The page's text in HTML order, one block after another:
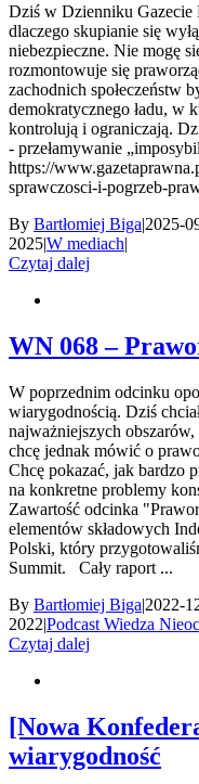
Dziś w Dzienniku Gazecie
dlaczego skupianie się
niebezpieczne. Nie mogę
rozmontowuje się
zachodnich społeczeństw
demokratycznego ładu, w
kontrolują i ograniczają.
- przełamywanie
https://
sprawczosci-i-pogrzeb-
By Bartłomiej Biga|2025-
2025|W mediach|
Czytaj dalej
WN 068 –
W poprzednim odcinku
wiarygodnością. Dziś
najważniejszych
chcę jednak mówić o
Chcę pokazać, jak bardzo
na konkretne problemy
Zawartość odcinka
elementów składowych
Polski, który
Summit. Cały raport ...
By Bartłomiej Biga|2022-
2022|Podcast Wiedza
Czytaj dalej
[Nowa
wiarygodność